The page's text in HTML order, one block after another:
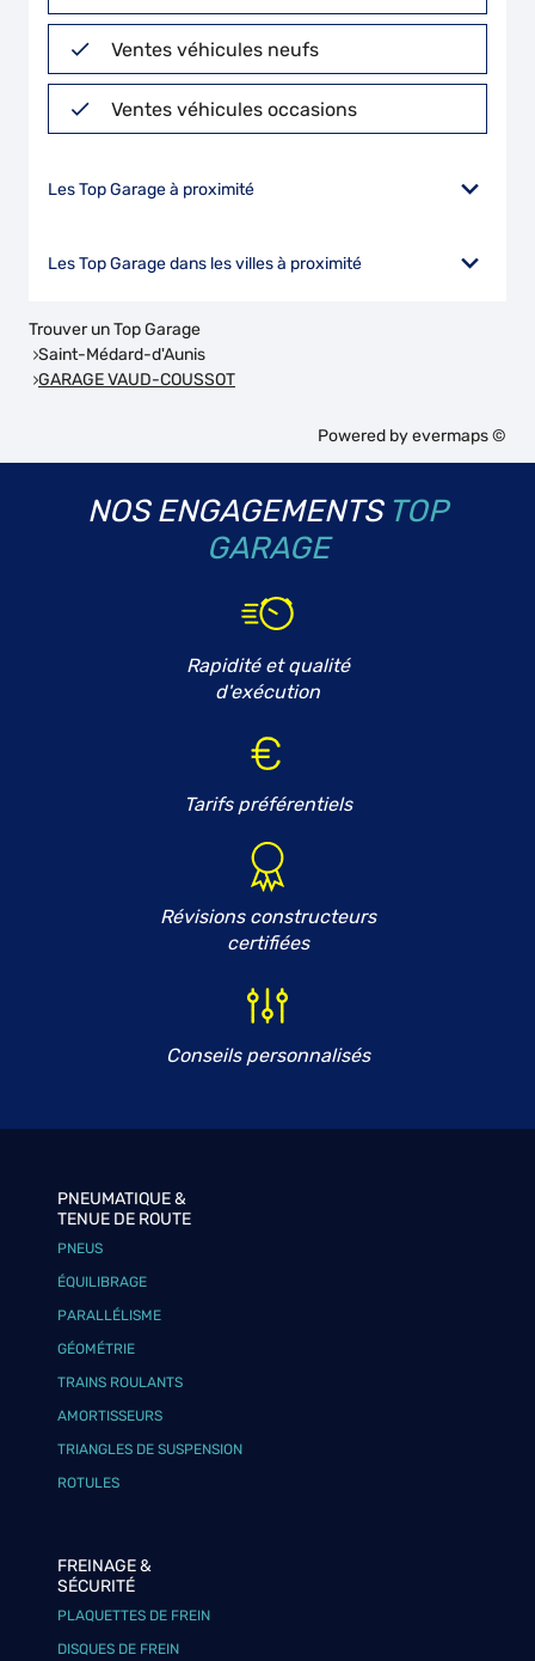
Ventes véhicules neufs
Ventes véhicules occasions
Les Top Garage à proximité
Les Top Garage dans les villes à proximité
Trouver un Top Garage
Saint-Médard-d'Aunis
GARAGE VAUD-COUSSOT
Powered byevermaps ©
NOS ENGAGEMENTS TOP
GARAGE
Rapidité et qualité
d'exécution
Tarifs préférentiels
Révisions constructeurs
certifiées
Conseils personnalisés
PNEUMATIQUE &
TENUE DE ROUTE
PNEUS
ÉQUILIBRAGE
PARALLÉLISME
GÉOMÉTRIE
TRAINS ROULANTS
AMORTISSEURS
TRIANGLES DE SUSPENSION
ROTULES
FREINAGE &
SÉCURITÉ
PLAQUETTES DE FREIN
DISQUES DE FREIN